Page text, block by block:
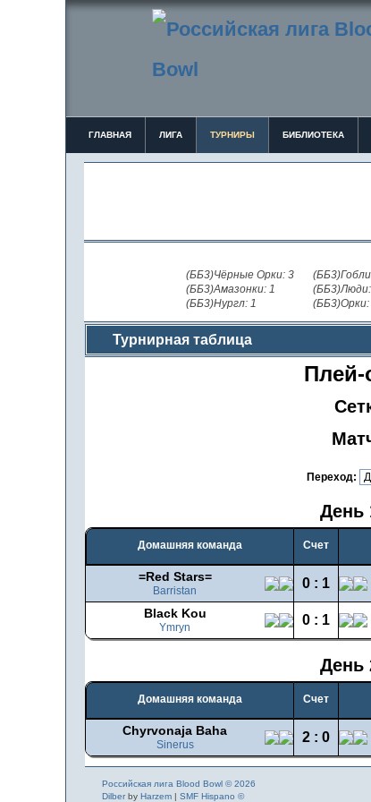
ГЛАВНАЯ ЛИГА ТУРНИРЫ БИБЛИОТЕКА
(ББ3)Чёрные Орки: 3
(ББ3)Амазонки: 1
(ББ3)Нургл: 1
(ББ3)Орки:
Турнирная таблица
Переход:
День
Домашняя команда Счет
=Red Stars=
Barristan 0 : 1
Black Kou
Ymryn 0 : 1
День
Домашняя команда Счет
Chyrvonaja Baha
Sinerus 2 : 0
Российская лига Blood Bowl © 2026
Dilberby Harzem| SMF Hispano ©